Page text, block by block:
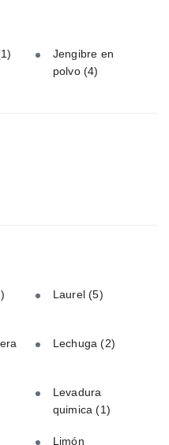
Jengibre en
polvo(4)
Laurel(5)
Lechuga(2)
Levadura
quimica(1)
Limón